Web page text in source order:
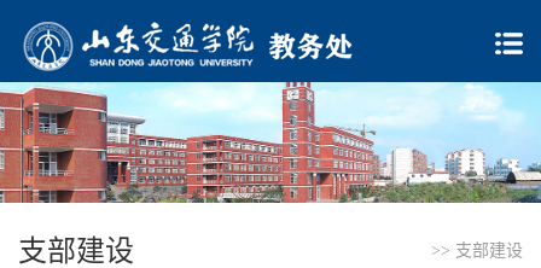
支部建设 >> 支部建设